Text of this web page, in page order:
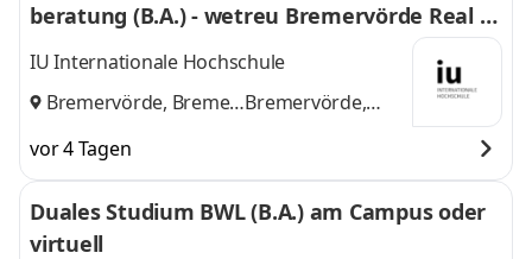
beratung (B.A.) - wetreu Bremervörde Real Tr
euhand KG Steuerberatungsgesellschaft
IU Internationale Hochschule
Bremervörde, BremenBremervörde,
vor 4 Tagen
Duales Studium BWL (B.A.) am Campus oder
virtuell